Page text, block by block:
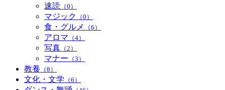
速読 （0）
マジック （0）
食・グルメ （6）
アロマ （4）
写真 （2）
マナー （3）
教養 （8）
文化・文学 （6）